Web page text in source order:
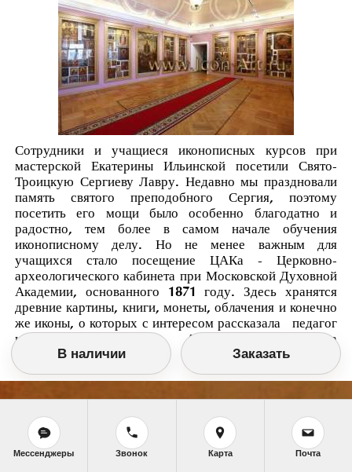
Сотрудники и учащиеся иконописных курсов при
мастерской Екатерины Ильинской посетили Свято-
Троицкую Сергиеву Лавру. Недавно мы праздновали
память святого преподобного Сергия, поэтому
посетить его мощи было особенно благодатно и
радостно, тем более в самом начале обучения
иконописному делу. Но не менее важным для
учащихся стало посещение ЦАКа - Церковно-
археологического кабинета при Московской Духовной
Академии, основанного 1871 году. Здесь хранятся
древние картины, книги, монеты, облачения и конечно
же иконы, о которых с интересом рассказала педагог
иконописных курсов Алена Александровна
Емельянова.
В наличии Заказать
Мессенджеры Звонок Карта Почта